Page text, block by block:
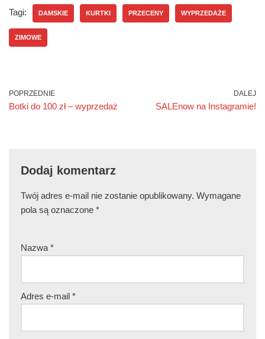
Tagi: DAMSKIE KURTKI PRZECENY WYPRZEDAŻE
ZIMOWE
POPRZEDNIE
Botki do 100 zł – wyprzedaż
DALEJ
SALEnow na Instagramie!
Dodaj komentarz
Twój adres e-mail nie zostanie opublikowany. Wymagane
pola są oznaczone *
Nazwa *
Adres e-mail *